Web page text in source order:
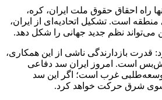
راه احقاق حقوق ملت ایران، کره،
است. تشکیل اتحادیه‌ای از ایران،
نظم جدید جهانی را شکل دهد.
قدرت بازدارندگی ناشی از این همکاری،
است. امروز ایران سد دفاعی
غرب است؛ اگر این سد
شرق حرکت خواهد کرد.